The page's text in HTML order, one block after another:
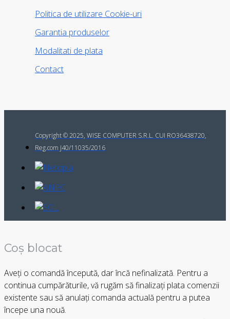
Politica de utilizare Cookie-uri
Garantia produselor
Modalitati de plata
Contact
Copyright © 2025, WISE COMPUTER S.R.L. CUI RO36438720,
Reg.com J40/11035/2016
Coș blocat
Aveți o comandă începută, dar încă nefinalizată. Pentru a
continua cumpărăturile, vă rugăm să finalizați plata comenzii
existente sau să anulați comanda actuală pentru a putea
începe una nouă.